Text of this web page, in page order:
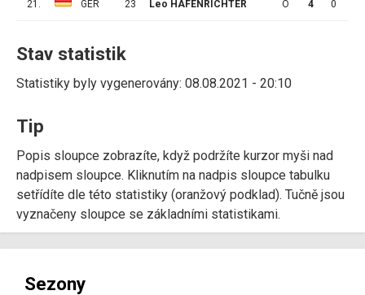
21. GER 23 Leo HAFENRICHTER O 4 0
Stav statistik
Statistiky byly vygenerovány: 08.08.2021 - 20:10
Tip
Popis sloupce zobrazíte, když podržíte kurzor myši nad
nadpisem sloupce. Kliknutím na nadpis sloupce tabulku
setřídíte dle této statistiky (oranžový podklad). Tučně jsou
vyznačeny sloupce se základními statistikami.
Sezony